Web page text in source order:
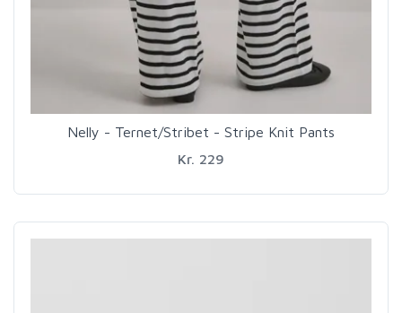
Nelly - Ternet/Stribet - Stripe Knit Pants
Kr. 229